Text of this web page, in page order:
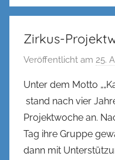
Zirkus-
Veröffentlicht am 25.
Unter dem Motto
stand nach vier
Projektwoche an.
Tag ihre Gruppe
dann mit